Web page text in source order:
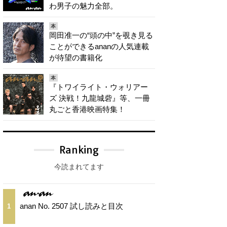
わ男子の魅力全部。
本
岡田准一の“頭の中”を覗き見る
ことができるananの人気連載
が待望の書籍化
本
『トワイライト・ウォリアー
ズ 決戦！九龍城砦』等、一冊
丸ごと香港映画特集！
Ranking
今読まれてます
1 anan No. 2507 試し読みと目次